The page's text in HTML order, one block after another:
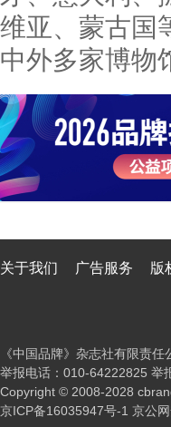
维亚、蒙古国
中外多家博物
关于我们 广告服务 版
《中国品牌》杂志社有限责任
举报电话：010-64222825 举
Copyright © 2008-2028
京ICP备16035947号-1 京公